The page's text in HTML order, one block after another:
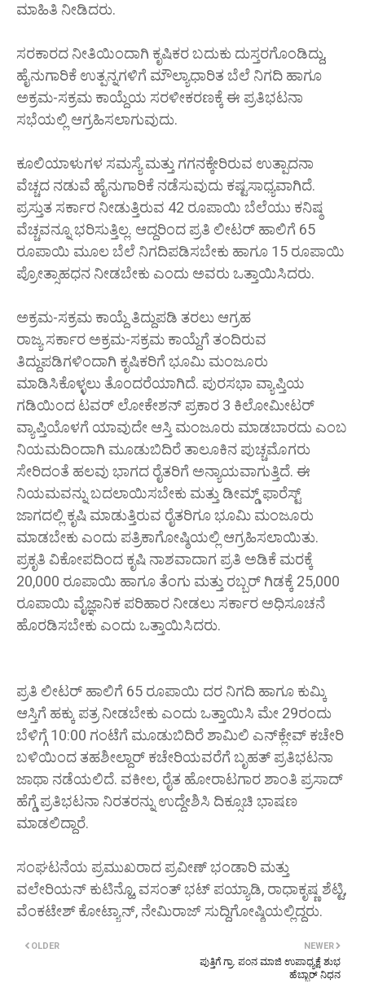
ಮಾಹಿತಿ ನೀಡಿದರು.
ಸರಕಾರದ ನೀತಿಯಿಂದಾಗಿ ಕೃಷಿಕರ ಬದುಕು ದುಸ್ತರಗೊಂಡಿದ್ದು,
ಹೈನುಗಾರಿಕೆ ಉತ್ಪನ್ನಗಳಿಗೆ ಮೌಲ್ಯಾಧಾರಿತ ಬೆಲೆ ನಿಗದಿ ಹಾಗೂ
ಅಕ್ರಮ-ಸಕ್ರಮ ಕಾಯ್ದೆಯ ಸರಳೀಕರಣಕ್ಕೆ ಈ ಪ್ರತಿಭಟನಾ
ಸಭೆಯಲ್ಲಿ ಆಗ್ರಹಿಸಲಾಗುವುದು.
ಕೂಲಿಯಾಳುಗಳ ಸಮಸ್ಯೆ ಮತ್ತು ಗಗನಕ್ಕೇರಿರುವ ಉತ್ಪಾದನಾ
ವೆಚ್ಚದ ನಡುವೆ ಹೈನುಗಾರಿಕೆ ನಡೆಸುವುದು ಕಷ್ಟಸಾಧ್ಯವಾಗಿದೆ.
ಪ್ರಸ್ತುತ ಸರ್ಕಾರ ನೀಡುತ್ತಿರುವ 42 ರೂಪಾಯಿ ಬೆಲೆಯು ಕನಿಷ್ಠ
ವೆಚ್ಚವನ್ನೂ ಭರಿಸುತ್ತಿಲ್ಲ. ಆದ್ದರಿಂದ ಪ್ರತಿ ಲೀಟರ್ ಹಾಲಿಗೆ 65
ರೂಪಾಯಿ ಮೂಲ ಬೆಲೆ ನಿಗದಿಪಡಿಸಬೇಕು ಹಾಗೂ 15 ರೂಪಾಯಿ
ಪ್ರೋತ್ಸಾಹಧನ ನೀಡಬೇಕು ಎಂದು ಅವರು ಒತ್ತಾಯಿಸಿದರು.
ಅಕ್ರಮ-ಸಕ್ರಮ ಕಾಯ್ದೆ ತಿದ್ದುಪಡಿ ತರಲು ಆಗ್ರಹ
ರಾಜ್ಯ ಸರ್ಕಾರ ಅಕ್ರಮ-ಸಕ್ರಮ ಕಾಯ್ದೆಗೆ ತಂದಿರುವ
ತಿದ್ದುಪಡಿಗಳಿಂದಾಗಿ ಕೃಷಿಕರಿಗೆ ಭೂಮಿ ಮಂಜೂರು
ಮಾಡಿಸಿಕೊಳ್ಳಲು ತೊಂದರೆಯಾಗಿದೆ. ಪುರಸಭಾ ವ್ಯಾಪ್ತಿಯ
ಗಡಿಯಿಂದ ಟವರ್ ಲೋಕೇಶನ್ ಪ್ರಕಾರ 3 ಕಿಲೋಮೀಟರ್
ವ್ಯಾಪ್ತಿಯೊಳಗೆ ಯಾವುದೇ ಆಸ್ತಿ ಮಂಜೂರು ಮಾಡಬಾರದು ಎಂಬ
ನಿಯಮದಿಂದಾಗಿ ಮೂಡುಬಿದಿರೆ ತಾಲೂಕಿನ ಪುಚ್ಚಮೊಗರು
ಸೇರಿದಂತೆ ಹಲವು ಭಾಗದ ರೈತರಿಗೆ ಅನ್ಯಾಯವಾಗುತ್ತಿದೆ. ಈ
ನಿಯಮವನ್ನು ಬದಲಾಯಿಸಬೇಕು ಮತ್ತು ಡೀಮ್ಡ್ ಫಾರೆಸ್ಟ್
ಜಾಗದಲ್ಲಿ ಕೃಷಿ ಮಾಡುತ್ತಿರುವ ರೈತರಿಗೂ ಭೂಮಿ ಮಂಜೂರು
ಮಾಡಬೇಕು ಎಂದು ಪತ್ರಿಕಾಗೋಷ್ಠಿಯಲ್ಲಿ ಆಗ್ರಹಿಸಲಾಯಿತು.
ಪ್ರಕೃತಿ ವಿಕೋಪದಿಂದ ಕೃಷಿ ನಾಶವಾದಾಗ ಪ್ರತಿ ಅಡಿಕೆ ಮರಕ್ಕೆ
20,000 ರೂಪಾಯಿ ಹಾಗೂ ತೆಂಗು ಮತ್ತು ರಬ್ಬರ್ ಗಿಡಕ್ಕೆ 25,000
ರೂಪಾಯಿ ವೈಜ್ಞಾನಿಕ ಪರಿಹಾರ ನೀಡಲು ಸರ್ಕಾರ ಅಧಿಸೂಚನೆ
ಹೊರಡಿಸಬೇಕು ಎಂದು ಒತ್ತಾಯಿಸಿದರು.
ಪ್ರತಿ ಲೀಟರ್ ಹಾಲಿಗೆ 65 ರೂಪಾಯಿ ದರ ನಿಗದಿ ಹಾಗೂ ಕುಮ್ಕಿ
ಆಸ್ತಿಗೆ ಹಕ್ಕು ಪತ್ರ ನೀಡಬೇಕು ಎಂದು ಒತ್ತಾಯಿಸಿ ಮೇ 29ರಂದು
ಬೆಳಿಗ್ಗೆ 10:00 ಗಂಟೆಗೆ ಮೂಡುಬಿದಿರೆ ಶಾಮಿಲಿ ಎನ್‌ಕ್ಲೇವ್ ಕಚೇರಿ
ಬಳಿಯಿಂದ ತಹಶೀಲ್ದಾರ್ ಕಚೇರಿಯವರೆಗೆ ಬೃಹತ್ ಪ್ರತಿಭಟನಾ
ಜಾಥಾ ನಡೆಯಲಿದೆ. ವಕೀಲ, ರೈತ ಹೋರಾಟಗಾರ ಶಾಂತಿ ಪ್ರಸಾದ್
ಹೆಗ್ಡೆ ಪ್ರತಿಭಟನಾ ನಿರತರನ್ನು ಉದ್ದೇಶಿಸಿ ದಿಕ್ಸೂಚಿ ಭಾಷಣ
ಮಾಡಲಿದ್ದಾರೆ.
ಸಂಘಟನೆಯ ಪ್ರಮುಖರಾದ ಪ್ರವೀಣ್ ಭಂಡಾರಿ ಮತ್ತು
ವಲೇರಿಯನ್ ಕುಟಿನ್ಹೊ, ವಸಂತ್ ಭಟ್ ಪಯ್ಯಾಡಿ, ರಾಧಾಕೃಷ್ಣ ಶೆಟ್ಟಿ,
ವೆಂಕಟೇಶ್ ಕೋಟ್ಯಾನ್, ನೇಮಿರಾಜ್ ಸುದ್ದಿಗೋಷ್ಠಿಯಲ್ಲಿದ್ದರು.
NEWER
ಪುತ್ತಿಗೆ ಗ್ರಾ. ಪಂನ ಮಾಜಿ ಉಪಾಧ್ಯಕ್ಷೆ ಶುಭ
ಹೆಬ್ಬಾರ್ ನಿಧನ
OLDER